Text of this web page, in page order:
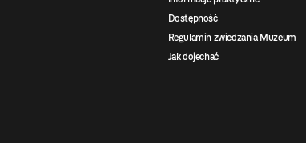
Dostępność
Regulamin zwiedzania Muzeum
Jak dojechać